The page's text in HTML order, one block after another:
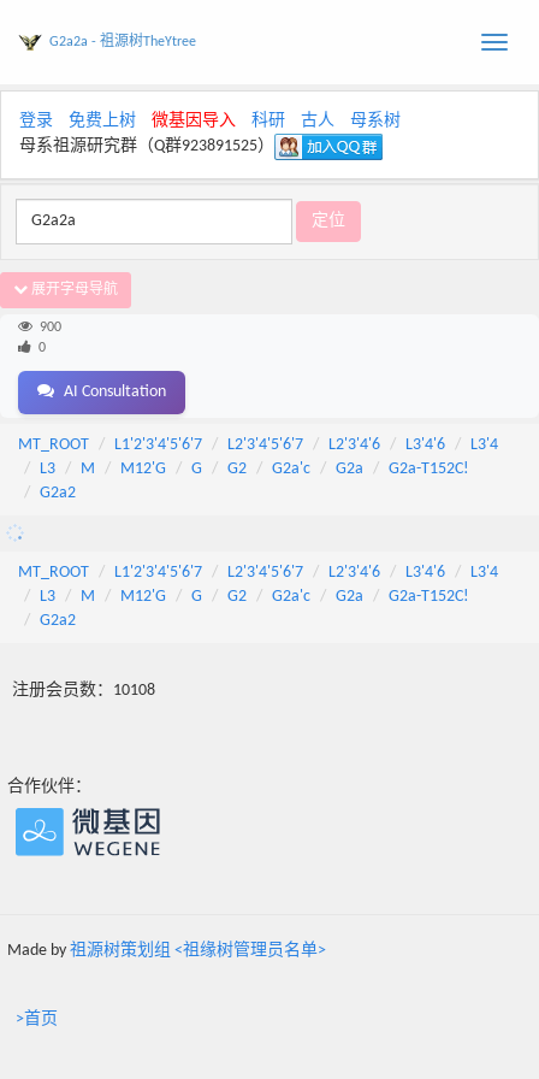
Toggle
G2a2a - 祖源树TheYtree
登录 免费上树 微基因导入 科研 古人
母系树
母系祖源研究群（Q群923891525）
展开字母导航
900
0
AI Consultation
MT_ROOT L1'2'3'4'5'6'7 L2'3'4'5'6'7 L2'3'4'6 L3'4'6
L3'4
L3
M M12'G G G2 G2a'c G2a
G2a-T152C!
G2a2
MT_ROOT L1'2'3'4'5'6'7 L2'3'4'5'6'7 L2'3'4'6 L3'4'6
L3'4
L3
M M12'G G G2 G2a'c G2a
G2a-T152C!
G2a2
注册会员数：10108
合作伙伴：
Made by 祖源树策划组 <祖缘树管理员名单>
>首页